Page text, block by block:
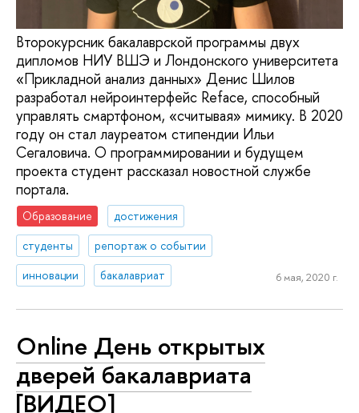
Второкурсник бакалаврской программы двух
дипломов НИУ ВШЭ и Лондонского университета
«Прикладной анализ данных» Денис Шилов
разработал нейроинтерфейс Reface, способный
управлять смартфоном, «считывая» мимику. В 2020
году он стал лауреатом стипендии Ильи
Сегаловича. О программировании и будущем
проекта студент рассказал новостной службе
портала.
Образование
достижения
студенты
репортаж о событии
инновации
бакалавриат 6 мая, 2020 г.
Online День открытых
дверей бакалавриата
[ВИДЕО]